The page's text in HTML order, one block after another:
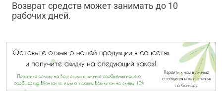
Возврат средств может занимать до 10
рабочих дней.